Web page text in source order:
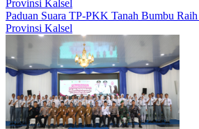
Paduan Suara TP-PKK Tanah Bumbu
Provinsi Kalsel